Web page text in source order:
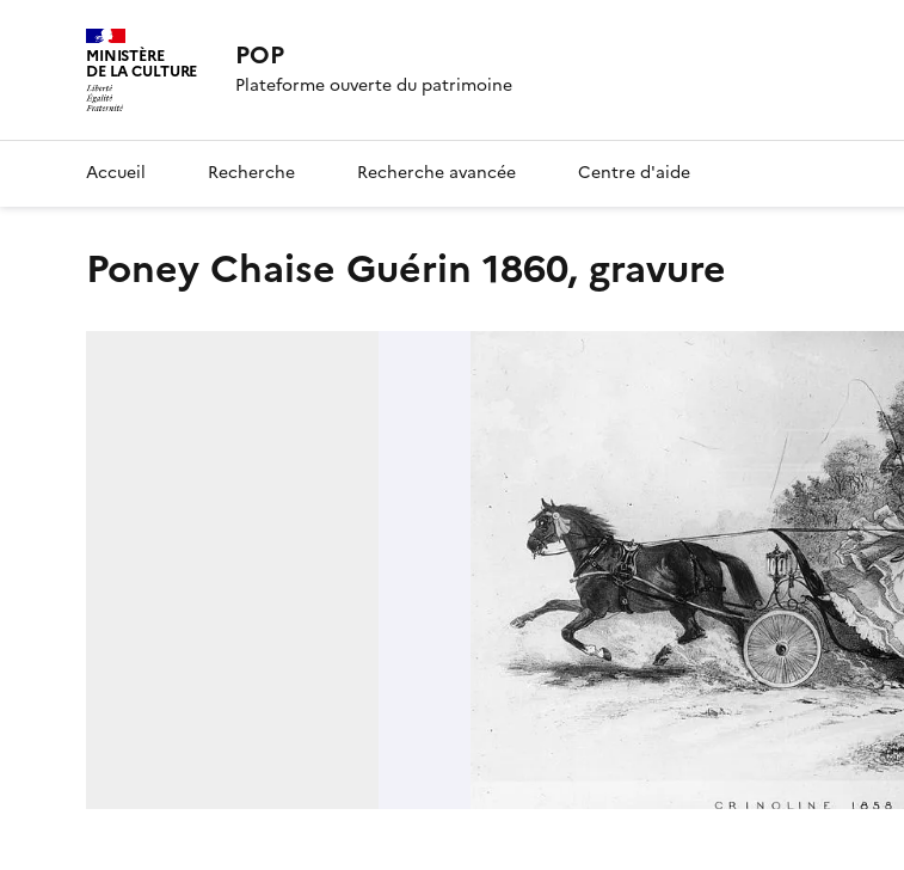
MINISTÈRE
DE LA CULTURE POP
Plateforme ouverte du patrimoine
Accueil Recherche Recherche avancée Centre d'aide
Poney Chaise Guérin 1860, gravure